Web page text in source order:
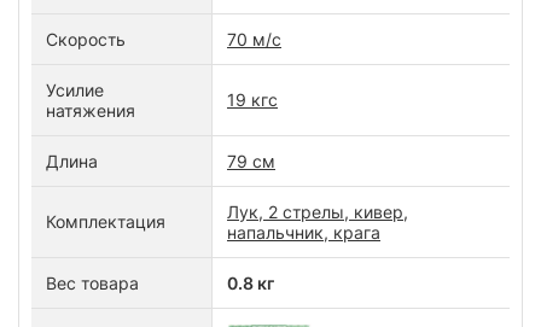
Скорость 70 м/с
Усилие
натяжения
19 кгс
Длина 79 см
Комплектация
Лук, 2 стрелы, кивер,
напальчник, крага
Вес товара 0.8 кг